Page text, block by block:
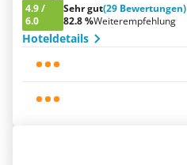
4.9/
6.0
Sehr gut(29 Bewertungen)
82.8 %Weiterempfehlung
Hoteldetails